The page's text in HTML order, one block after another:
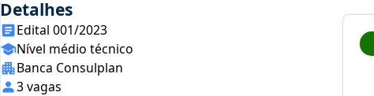
Detalhes
Edital 001/2023
Nível médio técnico
Banca Consulplan
3 vagas